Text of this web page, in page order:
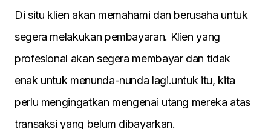
Di situ klien akan memahami dan berusaha untuk
segera melakukan pembayaran. Klien yang
profesional akan segera membayar dan tidak
enak untuk menunda-nunda lagi.untuk itu, kita
perlu mengingatkan mengenai utang mereka atas
transaksi yang belum dibayarkan.